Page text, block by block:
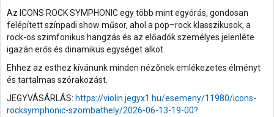
Az ICONS ROCK SYMPHONIC egy több mint egyórás, gondosan
felépített színpadi show műsor, ahol a pop–rock klasszikusok, a
rock-os szimfonikus hangzás és az előadók személyes jelenléte
igazán erős és dinamikus egységet alkot.
Ehhez az esthez kívánunk minden nézőnek emlékezetes élményt
és tartalmas szórakozást.
JEGYVÁSÁRLÁS: https://violin.jegyx1.hu/esemeny/11980/icons-
rocksymphonic-szombathely/2026-06-13-19-00?